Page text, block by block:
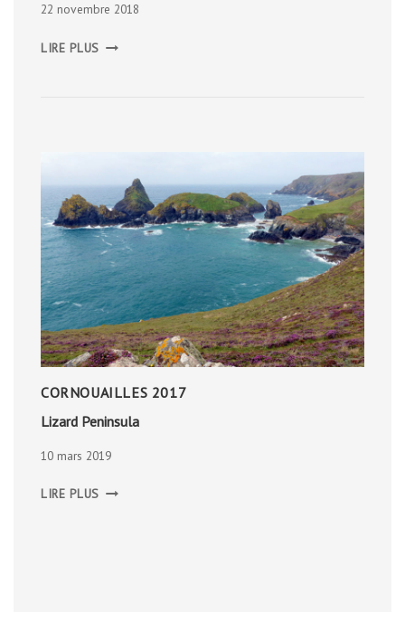
22 novembre 2018
LIRE PLUS
CORNOUAILLES 2017
Lizard Peninsula
10 mars 2019
LIRE PLUS PENINSULA